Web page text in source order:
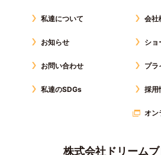
私達について
お知らせ
お問い合わせ
私達のSDGs
会社
ショ
プラ
採用
オン
株式会社ドリーム